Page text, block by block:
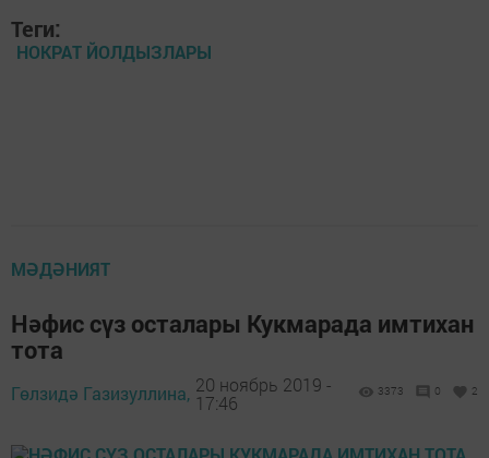
Теги:
НОКРАТ ЙОЛДЫЗЛАРЫ
МӘДӘНИЯТ
Нәфис сүз осталары Кукмарада имтихан
тота
Гөлзидә Газизуллина, 20 ноябрь 2019 -
17:46
3373 0 2